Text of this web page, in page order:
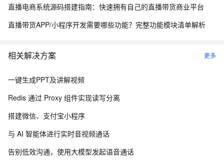
直播电商系统源码搭建指南：快速拥有自己的直播带货商业平台
直播带货APP/小程序开发需要哪些功能？完整功能模块清单解析
相关解决方案 更多
一键生成PPT及讲解视频
Redis 通过 Proxy 组件实现读写分离
搭建微信、支付宝小程序
与 AI 智能体进行实时音视频通话
告别低效沟通，使用大模型发起语音通话